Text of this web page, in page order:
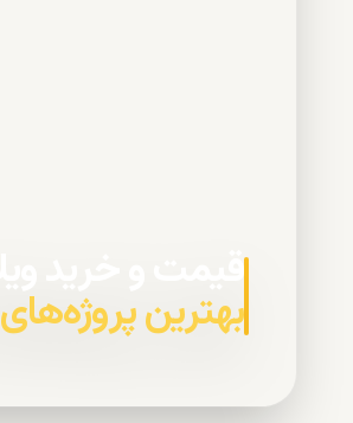
بهترین پروژه‌های ۱۴۰۵ + شرایط خرید اقساطی